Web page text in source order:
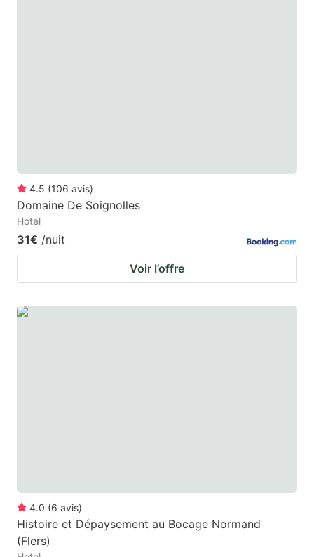
4.5 (106 avis)
Domaine De Soignolles
Hotel
31€ /nuit
Voir l’offre
4.0 (6 avis)
Histoire et Dépaysement au Bocage Normand
(Flers)